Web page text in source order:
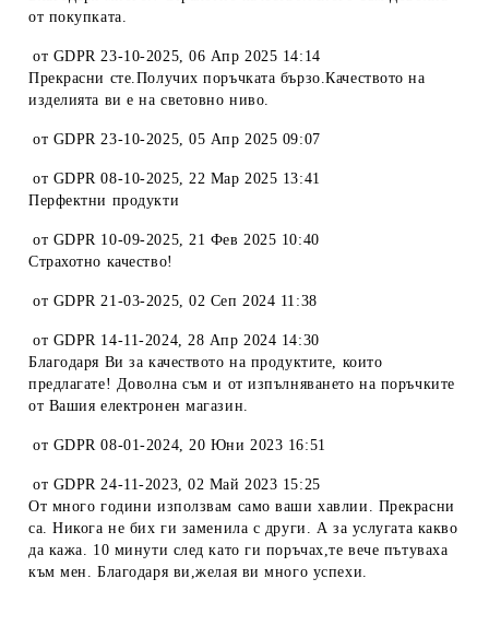
от покупката.
от GDPR 23-10-2025,06 Апр 2025 14:14
Прекрасни сте.Получих поръчката бързо.Качеството на
изделията ви е на световно ниво.
от GDPR 23-10-2025,05 Апр 2025 09:07
от GDPR 08-10-2025,22 Мар 2025 13:41
Перфектни продукти
от GDPR 10-09-2025,21 Фев 2025 10:40
Страхотно качество!
от GDPR 21-03-2025,02 Сеп 2024 11:38
от GDPR 14-11-2024,28 Апр 2024 14:30
Благодаря Ви за качеството на продуктите, които
предлагате! Доволна съм и от изпълняването на поръчките
от Вашия електронен магазин.
от GDPR 08-01-2024,20 Юни 2023 16:51
от GDPR 24-11-2023,02 Май 2023 15:25
От много години използвам само ваши хавлии. Прекрасни
са. Никога не бих ги заменила с други. А за услугата какво
да кажа. 10 минути след като ги поръчах,те вече пътуваха
към мен. Благодаря ви,желая ви много успехи.